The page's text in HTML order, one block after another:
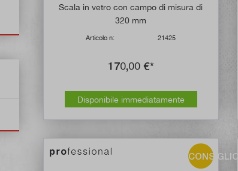
Scala in vetro con campo di misura di
320 mm
Articolo n: 21425
170,00 €*
Disponibile immediatamente
CONSIGLIO!